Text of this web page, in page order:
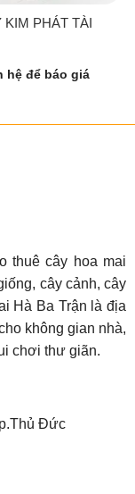
KIM PHÁT TÀI
hệ để báo giá
thuê cây hoa mai
cây cảnh, cây
Hà Ba Trận là địa
không gian nhà,
chơi thư giãn.
Đức